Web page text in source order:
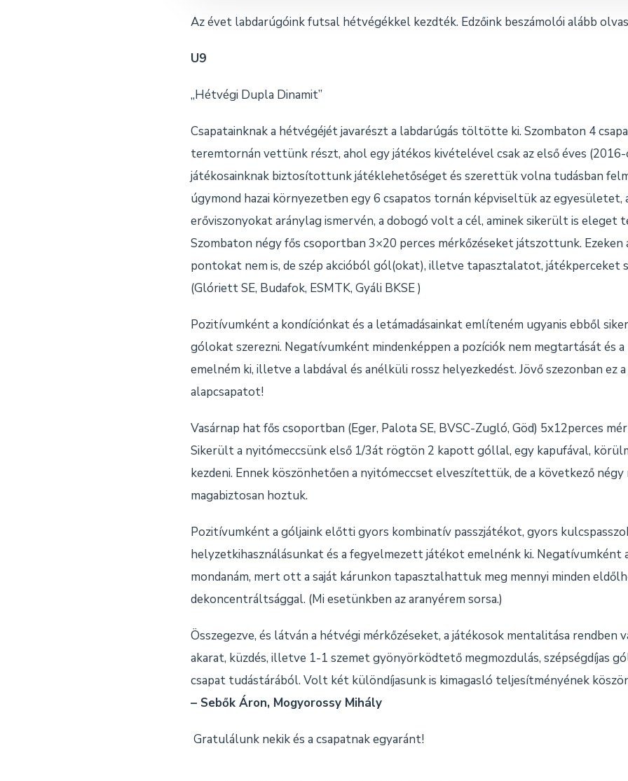
Az évet labdarúgóink futsal hétvégékkel kezdték. Edzőink beszámolói alább
U9
„Hétvégi Dupla Dinamit”
Csapatainknak a hétvégéjét javarészt a labdarúgás töltötte ki. Szombaton 4
teremtornán vettünk részt, ahol egy játékos kivételével csak az első éves
játékosainknak biztosítottunk játéklehetőséget és szerettük volna tudásban
úgymond hazai környezetben egy 6 csapatos tornán képviseltük az egyesületet,
erőviszonyokat aránylag ismervén, a dobogó volt a cél, aminek sikerült is eleget
Szombaton négy fős csoportban 3×20 perces mérkőzéseket játszottunk. Ezeken
pontokat nem is, de szép akcióból gól(okat), illetve tapasztalatot, játékperceket
(Glóriett SE, Budafok, ESMTK, Gyáli BKSE )
Pozitívumként a kondíciónkat és a letámadásainkat említeném ugyanis ebből
gólokat szerezni. Negatívumként mindenképpen a pozíciók nem megtartását és
emelném ki, illetve a labdával és anélküli rossz helyezkedést. Jövő szezonban ez a
alapcsapatot!
Vasárnap hat fős csoportban (Eger, Palota SE, BVSC-Zugló, Göd) 5x12perces
Sikerült a nyitómeccsünk első 1/3át rögtön 2 kapott góllal, egy kapufával,
kezdeni. Ennek köszönhetően a nyitómeccset elveszítettük, de a következő
magabiztosan hoztuk.
Pozitívumként a góljaink előtti gyors kombinatív passzjátékot, gyors
helyzetkihasználásunkat és a fegyelmezett játékot emelnénk ki. Negatívumként
mondanám, mert ott a saját kárunkon tapasztalhattuk meg mennyi minden
dekoncentráltsággal. (Mi esetünkben az aranyérem sorsa.)
Összegezve, és látván a hétvégi mérkőzéseket, a játékosok mentalitása rendben
akarat, küzdés, illetve 1-1 szemet gyönyörködtető megmozdulás, szépségdíjas
csapat tudástárából. Volt két különdíjasunk is kimagasló teljesítményének
– Sebők Áron, Mogyorossy Mihály
Gratulálunk nekik és a csapatnak egyaránt!